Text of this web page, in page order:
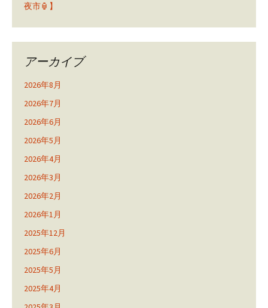
夜市🏮】
アーカイブ
2026年8月
2026年7月
2026年6月
2026年5月
2026年4月
2026年3月
2026年2月
2026年1月
2025年12月
2025年6月
2025年5月
2025年4月